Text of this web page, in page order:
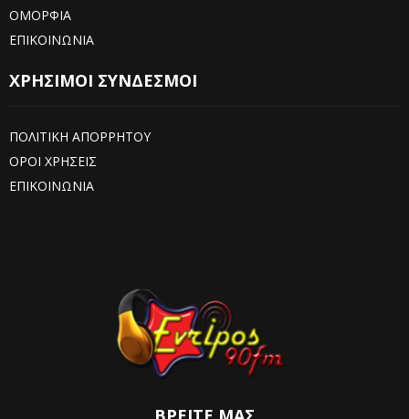
ΟΜΟΡΦΙΑ
ΕΠΙΚΟΙΝΩΝΙΑ
ΧΡΗΣΙΜΟΙ ΣΥΝΔΕΣΜΟΙ
ΠΟΛΙΤΙΚΗ ΑΠΟΡΡΗΤΟΥ
ΟΡΟΙ ΧΡΗΣΕΙΣ
ΕΠΙΚΟΙΝΩΝΙΑ